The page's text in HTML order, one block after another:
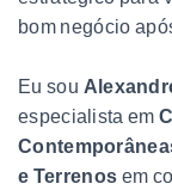
bom negócio
Eu sou
especialista em
e Terrenos em